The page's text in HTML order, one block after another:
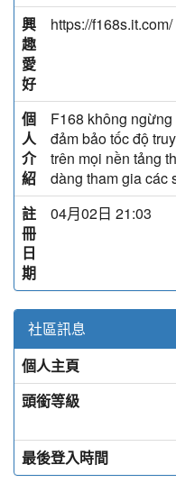
興
趣
愛
好
https://f168s.it.com/
個
人
介
紹
F168 không
đảm bảo tốc độ
trên mọi nền tảng
dàng tham gia các
註
冊
日
期
04月02日 21:03
社區訊息
個人主頁
頭銜等級
最後登入時間